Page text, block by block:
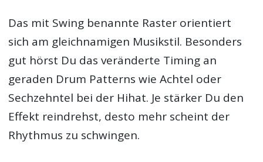
Das mit Swing benannte Raster orientiert
sich am gleichnamigen Musikstil. Besonders
gut hörst Du das veränderte Timing an
geraden Drum Patterns wie Achtel oder
Sechzehntel bei der Hihat. Je stärker Du den
Effekt reindrehst, desto mehr scheint der
Rhythmus zu schwingen.